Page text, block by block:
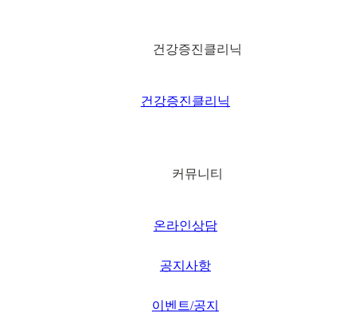
건강증진클리닉
건강증진클리닉
커뮤니티
온라인상담
공지사항
이벤트/공지